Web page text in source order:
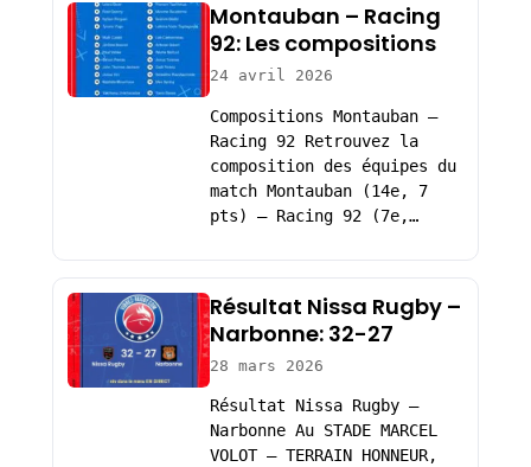
Montauban – Racing
92: Les compositions
24 avril 2026
Compositions Montauban –
Racing 92 Retrouvez la
composition des équipes du
match Montauban (14e, 7
pts) – Racing 92 (7e,…
Résultat Nissa Rugby –
Narbonne: 32-27
28 mars 2026
Résultat Nissa Rugby –
Narbonne Au STADE MARCEL
VOLOT – TERRAIN HONNEUR,